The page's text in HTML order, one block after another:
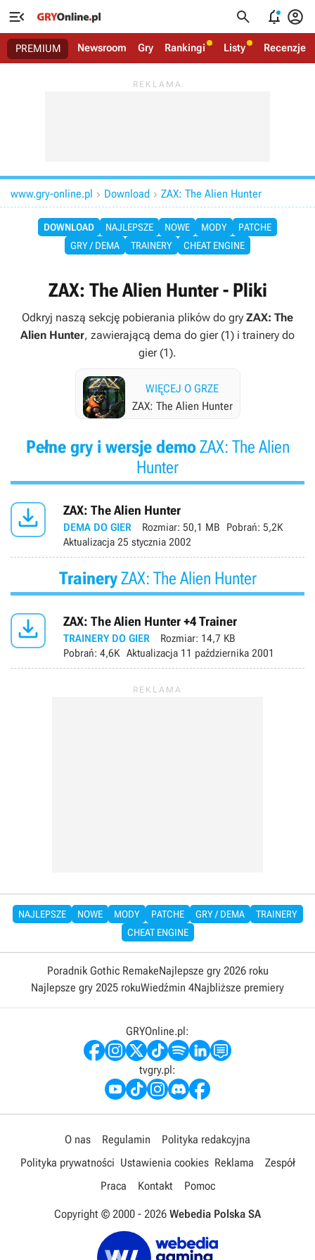
   
PREMIUM Newsroom Gry Rankingi Listy Recenzje
www.gry-online.pl  Download  ZAX: The Alien Hunter
DOWNLOAD NAJLEPSZE NOWE MODY
PATCHE
GRY / DEMA
TRAINERY CHEAT ENGINE
ZAX: The Alien Hunter - Pliki
Odkryj naszą sekcję pobierania plików do gry ZAX: The
Alien Hunter, zawierającą dema do gier (1) i trainery do
gier (1).
WIĘCEJ O GRZE
ZAX: The Alien Hunter
Pełne gry i wersje demoZAX: The Alien
Hunter
 ZAX: The Alien Hunter
DEMA DO GIER Rozmiar: 50,1 MB Pobrań: 5,2K
Aktualizacja 25 stycznia 2002
TraineryZAX: The Alien Hunter
 ZAX: The Alien Hunter +4 Trainer
TRAINERY DO GIER Rozmiar: 14,7 KB
Pobrań: 4,6K Aktualizacja 11 października 2001
NAJLEPSZE NOWE MODY PATCHE GRY / DEMA
TRAINERY
CHEAT ENGINE
Poradnik Gothic RemakeNajlepsze gry 2026 roku
Najlepsze gry 2025 rokuWiedźmin 4Najbliższe premiery
GRYOnline.pl:
tvgry.pl:
O nas Regulamin
Polityka redakcyjna
Polityka prywatności Ustawienia cookies Reklama
Zespół
Praca
Kontakt Pomoc
Copyright © 2000 - 2026 Webedia Polska SA